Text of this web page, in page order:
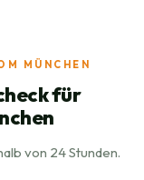
MÜNCHEN
für
von 24 Stunden.